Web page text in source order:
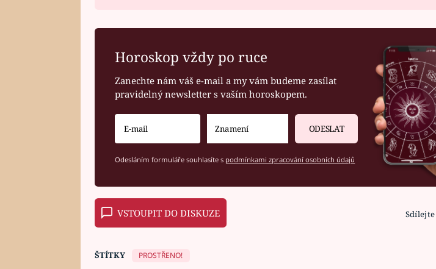
Horoskop vždy po ruce
Zanechte nám váš e-mail a my vám budeme zasílat
pravidelný newsletter s vaším horoskopem.
ODESLAT
Odesláním formuláře souhlasíte s podmínkami zpracování osobních údajů
VSTOUPIT DO DISKUZE
ŠTÍTKY PROSTŘENO!